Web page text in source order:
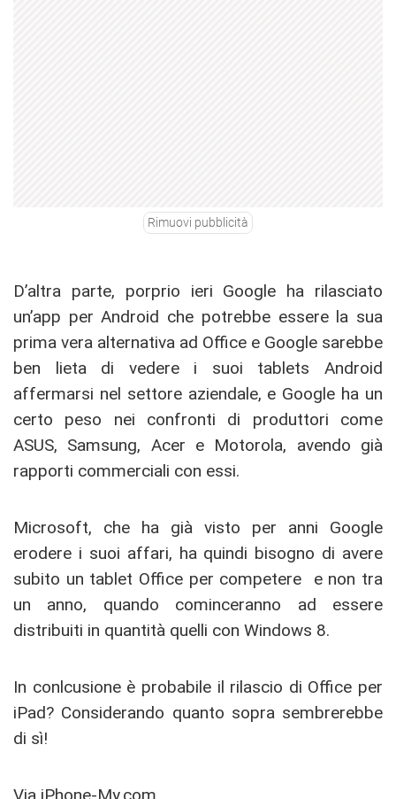
Rimuovi pubblicità
D’altra parte, porprio ieri Google ha rilasciato
un’app per Android che potrebbe essere la sua
prima vera alternativa ad Office e Google sarebbe
ben lieta di vedere i suoi tablets Android
affermarsi nel settore aziendale, e Google ha un
certo peso nei confronti di produttori come
ASUS, Samsung, Acer e Motorola, avendo già
rapporti commerciali con essi.
Microsoft, che ha già visto per anni Google
erodere i suoi affari, ha quindi bisogno di avere
subito un tablet Office per competere e non tra
un anno, quando cominceranno ad essere
distribuiti in quantità quelli con Windows 8.
In conlcusione è probabile il rilascio di Office per
iPad? Considerando quanto sopra sembrerebbe
di sì!